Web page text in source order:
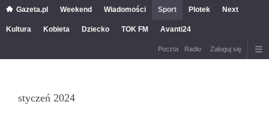
Gazeta.pl Weekend Wiadomości Sport Plotek Next
Kultura Kobieta Dziecko TOK FM Avanti24
Poczta Radio Zaloguj się
styczeń 2024